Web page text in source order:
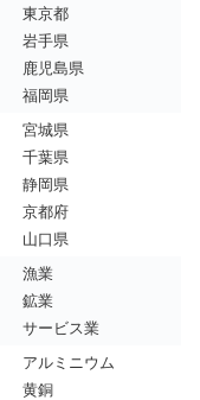
東京都
岩手県
鹿児島県
福岡県
宮城県
千葉県
静岡県
京都府
山口県
漁業
鉱業
サービス業
アルミニウム
黄銅